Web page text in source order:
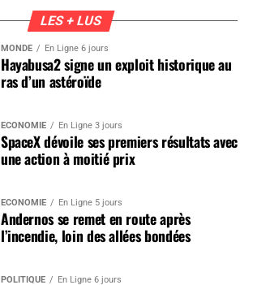
LES + LUS
MONDE En Ligne 6 jours
Hayabusa2 signe un exploit historique au
ras d’un astéroïde
ÉCONOMIE En Ligne 3 jours
SpaceX dévoile ses premiers résultats avec
une action à moitié prix
ÉCONOMIE En Ligne 5 jours
Andernos se remet en route après
l’incendie, loin des allées bondées
POLITIQUE En Ligne 6 jours